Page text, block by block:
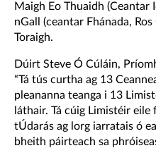
Maigh Eo Thuaidh (Ceantar
nGall (ceantar Fhánada,
Toraigh.
Dúirt Steve Ó Cúláin,
“Tá tús curtha ag 13
pleananna teanga i 13
láthair. Tá cúig Limistéir
tÚdarás ag lorg iarratais ó
bheith páirteach sa